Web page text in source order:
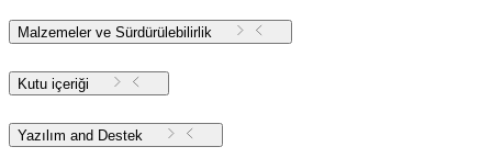
Malzemeler ve Sürdürülebilirlik
Kutu içeriği
Yazılım and Destek